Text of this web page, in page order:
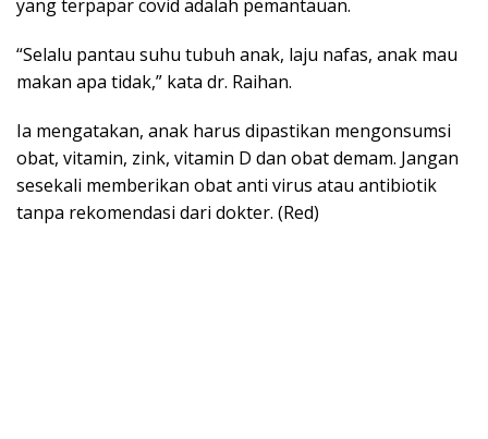
yang terpapar covid adalah pemantauan.
“Selalu pantau suhu tubuh anak, laju nafas, anak mau
makan apa tidak,” kata dr. Raihan.
Ia mengatakan, anak harus dipastikan mengonsumsi
obat, vitamin, zink, vitamin D dan obat demam. Jangan
sesekali memberikan obat anti virus atau antibiotik
tanpa rekomendasi dari dokter. (Red)